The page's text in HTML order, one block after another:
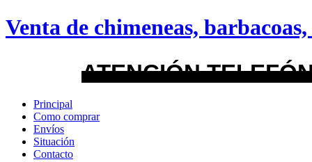
Venta de chimeneas, barbacoas,
ATENCIÓN
Principal
Como comprar
Envíos
Situación
Contacto
android
Menu Style
Mega
Css